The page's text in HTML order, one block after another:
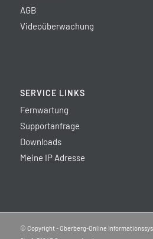
AGB
Videoüberwachung
SERVICE LINKS
Fernwartung
Supportanfrage
Downloads
Meine IP Adresse
© Copyright - Oberberg-Online